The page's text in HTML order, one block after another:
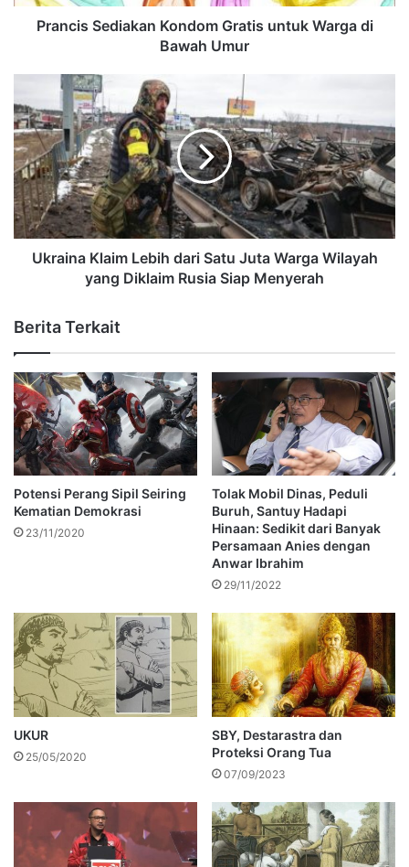
Prancis Sediakan Kondom Gratis untuk Warga di
Bawah Umur
Ukraina Klaim Lebih dari Satu Juta Warga Wilayah
yang Diklaim Rusia Siap Menyerah
Berita Terkait
Potensi Perang Sipil Seiring
Kematian Demokrasi
23/11/2020
Tolak Mobil Dinas, Peduli
Buruh, Santuy Hadapi
Hinaan: Sedikit dari Banyak
Persamaan Anies dengan
Anwar Ibrahim
29/11/2022
UKUR
25/05/2020
SBY, Destarastra dan
Proteksi Orang Tua
07/09/2023